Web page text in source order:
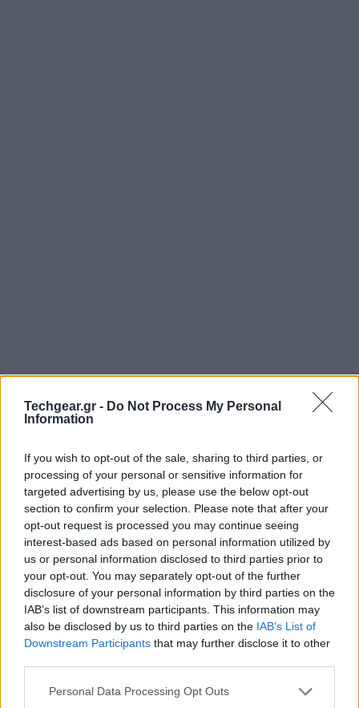
Techgear.gr - Do Not Process My Personal
Information
If you wish to opt-out of the sale, sharing to third parties, or
processing of your personal or sensitive information for
targeted advertising by us, please use the below opt-out
section to confirm your selection. Please note that after your
opt-out request is processed you may continue seeing
interest-based ads based on personal information utilized by
us or personal information disclosed to third parties prior to
your opt-out. You may separately opt-out of the further
disclosure of your personal information by third parties on the
IAB’s list of downstream participants. This information may
also be disclosed by us to third parties on the IAB’s List of
Downstream Participants that may further disclose it to other
Please note that this website/app uses one or more Google
Personal Data Processing Opt Outs